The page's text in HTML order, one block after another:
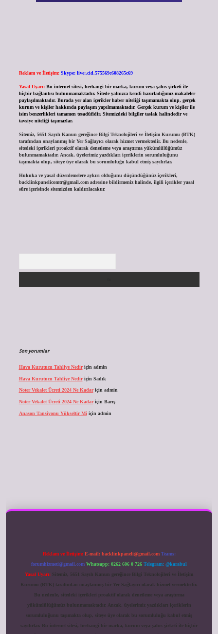
Reklam ve İletişim: Skype: live:.cid.575569c608265c69
Yasal Uyarı: Bu internet sitesi, herhangi bir marka, kurum veya şahıs şirketi ile
hiçbir bağlantısı bulunmamaktadır. Sitede yalnızca kendi hazırladığımız makaleler
paylaşılmaktadır. Burada yer alan içerikler haber niteliği taşımamakta olup, gerçek
kurum ve kişiler hakkında paylaşım yapılmamaktadır. Gerçek kurum ve kişiler ile
isim benzerlikleri tamamen tesadüfidir. Sitemizdeki bilgiler taslak halindedir ve
tavsiye niteliği taşımazlar.
Sitemiz, 5651 Sayılı Kanun gereğince Bilgi Teknolojileri ve İletişim Kurumu (BTK)
tarafından onaylanmış bir Yer Sağlayıcı olarak hizmet vermektedir. Bu nedenle,
sitedeki içerikleri proaktif olarak denetleme veya araştırma yükümlülüğümüz
bulunmamaktadır. Ancak, üyelerimiz yazdıkları içeriklerin sorumluluğunu
taşımakta olup, siteye üye olarak bu sorumluluğu kabul etmiş sayılırlar.
Hukuka ve yasal düzenlemelere aykırı olduğunu düşündüğünüz içerikleri,
backlinkpanelicomtr@gmail.comadresine bildirmeniz halinde, ilgili içerikler yasal
süre içerisinde sitemizden kaldırılacaktır.
Son yorumlar
Hava Kurutucu Tahliye Nediriçin admin
Hava Kurutucu Tahliye Nediriçin Sadık
Noter Vekalet Ücreti 2024 Ne Kadariçin admin
Noter Vekalet Ücreti 2024 Ne Kadariçin Barış
Anason Tansiyonu Yükseltir Mi için admin
Reklam ve İletişim: E-mail: backlinkpaneli@gmail.com Teams:
forumhizmeti@gmail.com Whatsapp: 0262 606 0 726 Telegram: @karabul
Yasal Uyarı: Sitemiz, 5651 Sayılı Kanun gereğince Bilgi Teknolojileri ve İletişim
Kurumu (BTK) tarafından onaylanmış bir Yer Sağlayıcı olarak hizmet vermektedir.
Bu nedenle, sitedeki içerikleri proaktif olarak denetleme veya araştırma
yükümlülüğümüz bulunmamaktadır. Ancak, üyelerimiz yazdıkları içeriklerin
sorumluluğunu taşımakta olup, siteye üye olarak bu sorumluluğu kabul etmiş
sayılırlar. Bu internet sitesi, herhangi bir marka, kurum veya şahıs şirketi ile hiçbir